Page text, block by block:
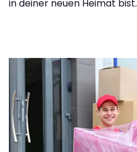
in deiner neuen Heimat bist.